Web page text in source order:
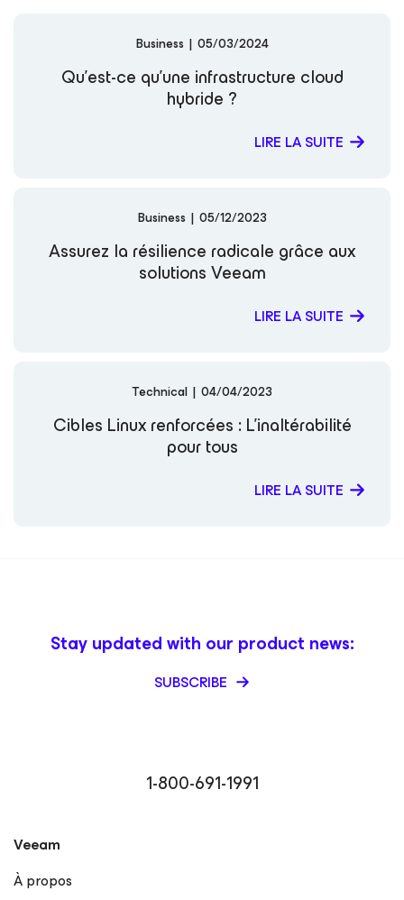
Business | 05/03/2024
Qu’est-ce qu’une infrastructure cloud
hybride ?
LIRE LA SUITE
Business | 05/12/2023
Assurez la résilience radicale grâce aux
solutions Veeam
LIRE LA SUITE
Technical | 04/04/2023
Cibles Linux renforcées : L’inaltérabilité
pour tous
LIRE LA SUITE
1-800-691-1991
Stay updated with our product news:
SUBSCRIBE
Veeam
À propos